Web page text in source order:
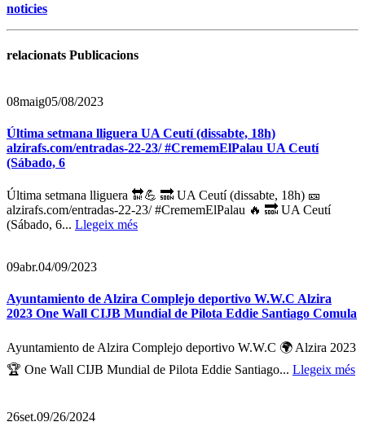
noticies
relacionats Publicacions
08maig05/08/2023
Última setmana lliguera UA Ceutí (dissabte, 18h)
alzirafs.com/entradas-22-23/ #CrememElPalau UA Ceutí
(Sábado, 6
Última setmana lliguera 🔛💪 🔜 UA Ceutí (dissabte, 18h) 🎫
alzirafs.com/entradas-22-23/ #CrememElPalau 🔥 🔜 UA Ceutí
(Sábado, 6... Llegeix més
09abr.04/09/2023
Ayuntamiento de Alzira Complejo deportivo W.W.C Alzira
2023 One Wall CIJB Mundial de Pilota Eddie Santiago Comula
Ayuntamiento de Alzira Complejo deportivo W.W.C 🌍 Alzira 2023
🏆 One Wall CIJB Mundial de Pilota Eddie Santiago... Llegeix més
26set.09/26/2024